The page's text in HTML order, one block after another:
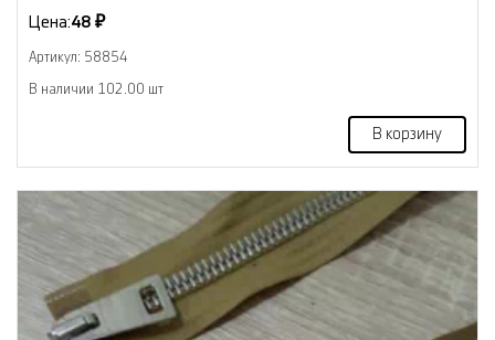
Цена:48 ₽
Артикул: 58854
В наличии 102.00 шт
В корзину